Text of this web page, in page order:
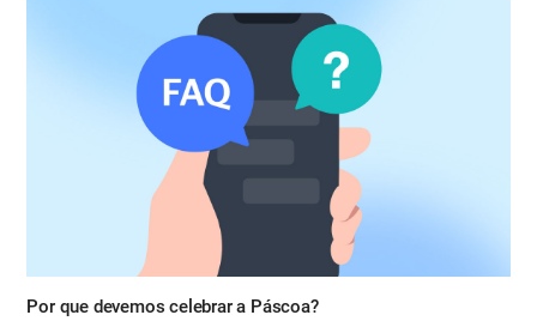
Por que devemos celebrar a Páscoa?